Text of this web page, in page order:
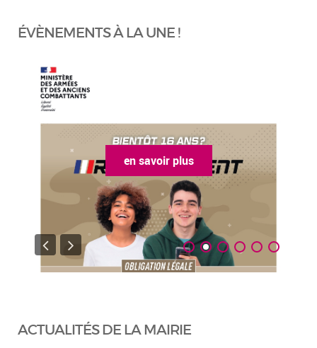
ÉVÈNEMENTS À LA UNE !
en savoir plus
ACTUALITÉS DE LA MAIRIE